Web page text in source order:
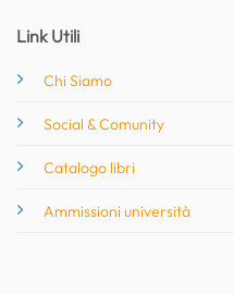
Link Utili
Chi Siamo
Social & Comunity
Catalogo libri
Ammissioni università